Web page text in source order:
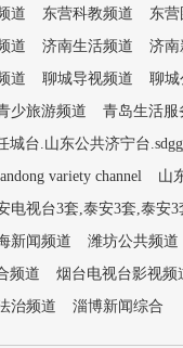
道 东营科教频道
东
道 济南生活频道
济南
道 聊城导视频道
聊城
少旅游频道
青岛生活服
城台.山东公共济宁台
variety channel
山
电视台3套,泰安3套,泰安3
新闻频道
潍坊公共频道
频道
烟台电视台影视频
治频道 淄博新闻综合